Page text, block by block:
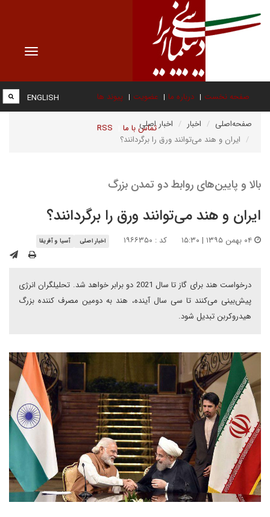
Toggle
صفحه نخست درباره ما عضویت پیوند ها
تماس با ما RSS
ENGLISH
صفحه‌اصلی اخبار
اخبار اصلی
ایران و هند می‌‌توانند ورق را برگردانند؟
بالا و پایین‌های روابط دو تمدن بزرگ
ایران و هند می‌‌توانند ورق را برگردانند؟
کد : ۱۹۶۶۳۵۰ اخبار اصلی آسیا و آفریقا
درخواست هند برای گاز تا سال 2021 دو برابر خواهد شد. تحلیلگران انرژی
پیش‌بینی می‌کنند تا سی سال آینده، هند به دومین مصرف کننده بزرگ
هیدروکربن تبدیل شود.